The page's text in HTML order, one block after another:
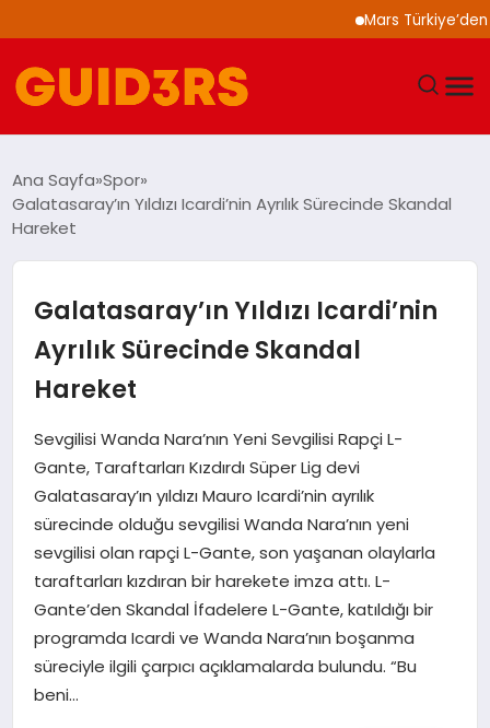
Mars Türkiye’den
YAŞAM
SAĞLIK
EKONOMI
MAGAZIN
EĞITIM
Ana Sayfa Spor
Galatasaray’ın Yıldızı Icardi’nin Ayrılık Sürecinde Skandal
Hareket
Galatasaray’ın Yıldızı Icardi’nin
Ayrılık Sürecinde Skandal
Hareket
Sevgilisi Wanda Nara’nın Yeni Sevgilisi Rapçi L-
Gante, Taraftarları Kızdırdı Süper Lig devi
Galatasaray’ın yıldızı Mauro Icardi’nin ayrılık
sürecinde olduğu sevgilisi Wanda Nara’nın yeni
sevgilisi olan rapçi L-Gante, son yaşanan olaylarla
taraftarları kızdıran bir harekete imza attı. L-
Gante’den Skandal İfadelere L-Gante, katıldığı bir
programda Icardi ve Wanda Nara’nın boşanma
süreciyle ilgili çarpıcı açıklamalarda bulundu. “Bu
beni…